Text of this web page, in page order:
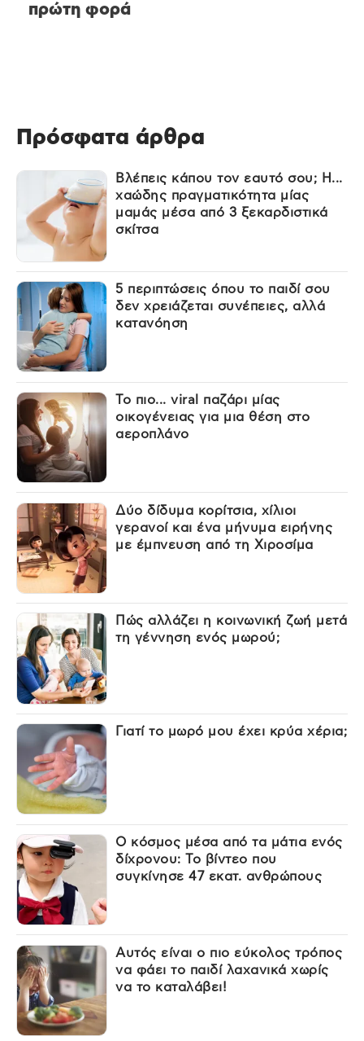
πρώτη φορά
Πρόσφατα άρθρα
Βλέπεις κάπου τον εαυτό σου; Η...
χαώδης πραγματικότητα μίας
μαμάς μέσα από 3 ξεκαρδιστικά
σκίτσα
5 περιπτώσεις όπου το παιδί σου
δεν χρειάζεται συνέπειες, αλλά
κατανόηση
Το πιο... viral παζάρι μίας
οικογένειας για μια θέση στο
αεροπλάνο
Δύο δίδυμα κορίτσια, χίλιοι
γερανοί και ένα μήνυμα ειρήνης
με έμπνευση από τη Χιροσίμα
Πώς αλλάζει η κοινωνική ζωή μετά
τη γέννηση ενός μωρού;
Γιατί το μωρό μου έχει κρύα χέρια;
Ο κόσμος μέσα από τα μάτια ενός
δίχρονου: Το βίντεο που
συγκίνησε 47 εκατ. ανθρώπους
Αυτός είναι ο πιο εύκολος τρόπος
να φάει το παιδί λαχανικά χωρίς
να το καταλάβει!